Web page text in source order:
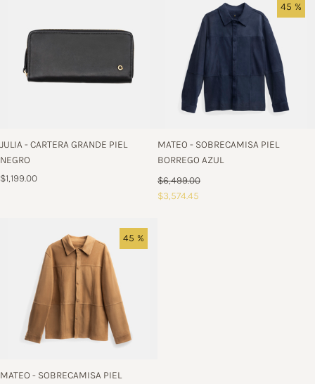
JULIA - CARTERA GRANDE PIEL
NEGRO
$1,199.00
45 %
MATEO - SOBRECAMISA PIEL
BORREGO AZUL
$6,499.00
$3,574.45
45 %
MATEO - SOBRECAMISA PIEL